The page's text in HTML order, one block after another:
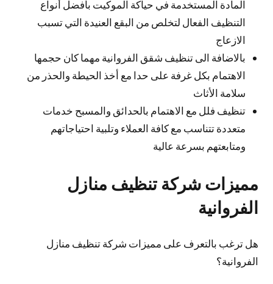
المادة المستخدمة في حياكة الموكيت بأفضل أنواع
التنظيف الفعال لتخلص من البقع العنيدة التي تسبب
الازعاج
بالاضافة الى تنظيف شقق الفروانية مهما كان حجمها
الاهتمام بكل غرفة على حدا مع أخذ الحيطة والحذر من
سلامة الأثاث
تنظيف فلل مع الاهتمام بالحدائق والمسبح خدمات
متعددة تتناسب مع كافة العملاء وتلبية احتياجاتهم
ومتابعتهم بسرعة عالية
مميزات شركة تنظيف منازل
الفروانية
هل ترغب بالتعرف على مميزات شركة تنظيف منازل
الفروانية؟